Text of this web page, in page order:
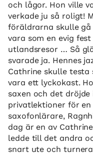
och lågor. Hon ville
verkade ju så roligt!
föräldrarna skulle gå
vara som en evig
utlandsresor … Så
svarade ja. Hennes
Cathrine skulle testa
vara ett lyckokast.
saxen och det
privatlektioner för en
saxofonlärare,
dag är en av
ledde till det andra
snart ute och